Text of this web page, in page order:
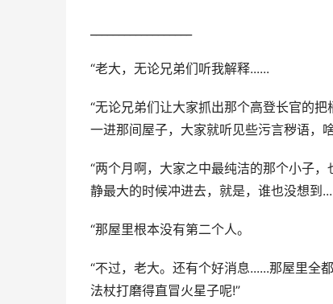
“老大，无论兄弟们听我解释......
“无论兄弟们让大家抓出那个高登长官的
一进那间屋子，大家就听见些污言秽语，啥
“两个月啊，大家之中最纯洁的那个小子
静最大的时候冲进去，就是，谁也没想到
“那屋里根本没有第二个人。
“不过，老大。还有个好消息......那屋里全
法杖打磨得直冒火星子呢!”